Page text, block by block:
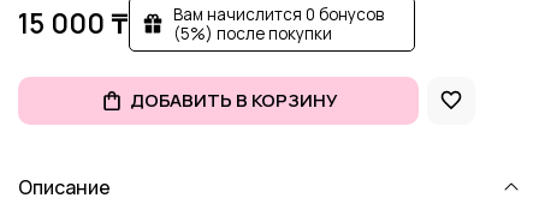
15 000 ₸
Вам начислится 0 бонусов
(5%) после покупки
ДОБАВИТЬ В КОРЗИНУ
Описание